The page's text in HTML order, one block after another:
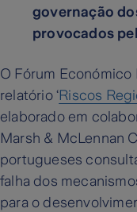
governação
provocados
O Fórum
relatório ‘Riscos
elaborado em
Marsh & McLennan
portugueses
falha dos
para o